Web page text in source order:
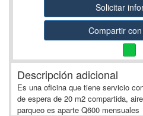
Solicitar
Compartir
Descripción adicional
Es una oficina que tiene servicio
de espera de 20 m2 compartida,
parqueo es aparte Q600 mensuales